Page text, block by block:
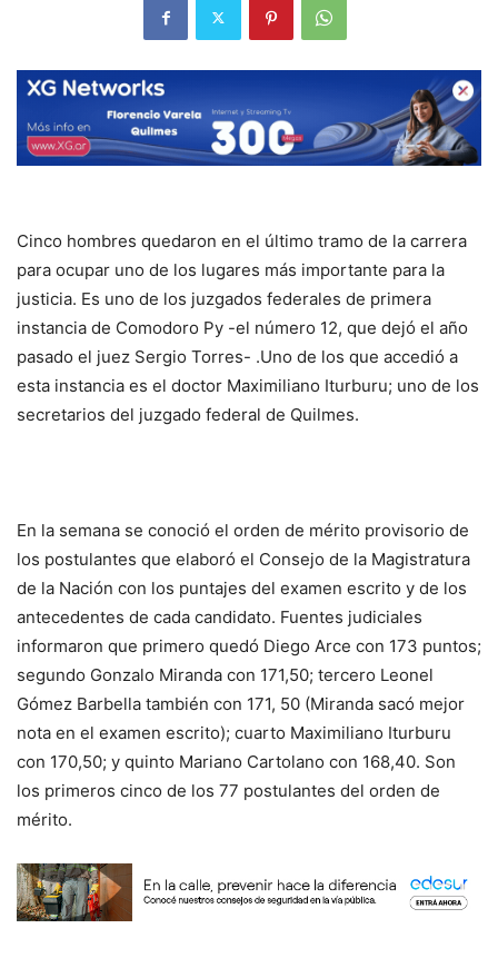
Cinco hombres quedaron en el último tramo de la carrera
para ocupar uno de los lugares más importante para la
justicia. Es uno de los juzgados federales de primera
instancia de Comodoro Py -el número 12, que dejó el año
pasado el juez Sergio Torres- .Uno de los que accedió a
esta instancia es el doctor Maximiliano Iturburu; uno de los
secretarios del juzgado federal de Quilmes.
En la semana se conoció el orden de mérito provisorio de
los postulantes que elaboró el Consejo de la Magistratura
de la Nación con los puntajes del examen escrito y de los
antecedentes de cada candidato. Fuentes judiciales
informaron que primero quedó Diego Arce con 173 puntos;
segundo Gonzalo Miranda con 171,50; tercero Leonel
Gómez Barbella también con 171, 50 (Miranda sacó mejor
nota en el examen escrito); cuarto Maximiliano Iturburu
con 170,50; y quinto Mariano Cartolano con 168,40. Son
los primeros cinco de los 77 postulantes del orden de
mérito.